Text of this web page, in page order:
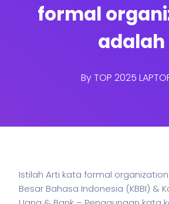
formal
adalah
ByTOP 2025
Istilah Arti kata formal
Besar Bahasa Indonesia (KBBI) &